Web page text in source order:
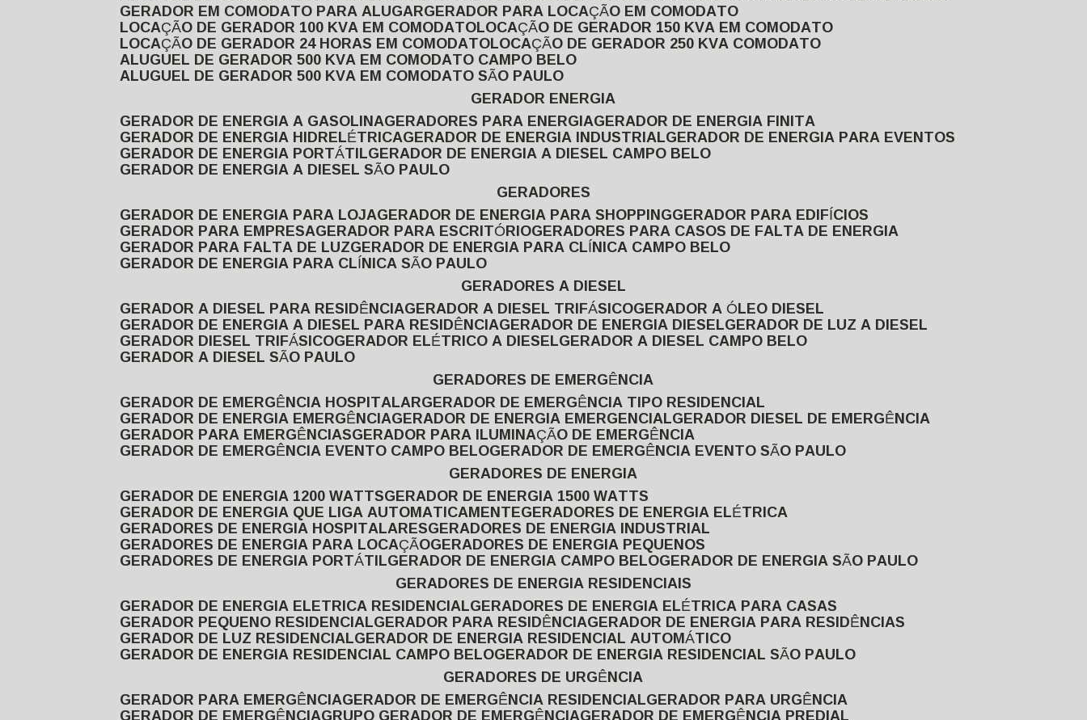
GERADOR EM COMODATO PARA ALUGAR GERADOR PARA LOCAÇÃO EM COMODATO
LOCAÇÃO DE GERADOR 100 KVA EM COMODATO LOCAÇÃO DE GERADOR 150 KVA EM COMODATO
LOCAÇÃO DE GERADOR 24 HORAS EM COMODATO LOCAÇÃO DE GERADOR 250 KVA COMODATO
ALUGUEL DE GERADOR 500 KVA EM COMODATO CAMPO BELO
ALUGUEL DE GERADOR 500 KVA EM COMODATO SÃO PAULO
GERADOR ENERGIA
GERADOR DE ENERGIA A GASOLINA GERADORES PARA ENERGIA GERADOR DE ENERGIA FINITA
GERADOR DE ENERGIA HIDRELÉTRICA GERADOR DE ENERGIA INDUSTRIAL GERADOR DE ENERGIA PARA EVENTOS
GERADOR DE ENERGIA PORTÁTIL GERADOR DE ENERGIA A DIESEL CAMPO BELO
GERADOR DE ENERGIA A DIESEL SÃO PAULO
GERADORES
GERADOR DE ENERGIA PARA LOJA GERADOR DE ENERGIA PARA SHOPPING GERADOR PARA EDIFÍCIOS
GERADOR PARA EMPRESA GERADOR PARA ESCRITÓRIO GERADORES PARA CASOS DE FALTA DE ENERGIA
GERADOR PARA FALTA DE LUZ GERADOR DE ENERGIA PARA CLÍNICA CAMPO BELO
GERADOR DE ENERGIA PARA CLÍNICA SÃO PAULO
GERADORES A DIESEL
GERADOR A DIESEL PARA RESIDÊNCIA GERADOR A DIESEL TRIFÁSICO GERADOR A ÓLEO DIESEL
GERADOR DE ENERGIA A DIESEL PARA RESIDÊNCIA GERADOR DE ENERGIA DIESEL GERADOR DE LUZ A DIESEL
GERADOR DIESEL TRIFÁSICO GERADOR ELÉTRICO A DIESEL GERADOR A DIESEL CAMPO BELO
GERADOR A DIESEL SÃO PAULO
GERADORES DE EMERGÊNCIA
GERADOR DE EMERGÊNCIA HOSPITALAR GERADOR DE EMERGÊNCIA TIPO RESIDENCIAL
GERADOR DE ENERGIA EMERGÊNCIA GERADOR DE ENERGIA EMERGENCIAL GERADOR DIESEL DE EMERGÊNCIA
GERADOR PARA EMERGÊNCIAS GERADOR PARA ILUMINAÇÃO DE EMERGÊNCIA
GERADOR DE EMERGÊNCIA EVENTO CAMPO BELO GERADOR DE EMERGÊNCIA EVENTO SÃO PAULO
GERADORES DE ENERGIA
GERADOR DE ENERGIA 1200 WATTS GERADOR DE ENERGIA 1500 WATTS
GERADOR DE ENERGIA QUE LIGA AUTOMATICAMENTE GERADORES DE ENERGIA ELÉTRICA
GERADORES DE ENERGIA HOSPITALARES GERADORES DE ENERGIA INDUSTRIAL
GERADORES DE ENERGIA PARA LOCAÇÃO GERADORES DE ENERGIA PEQUENOS
GERADORES DE ENERGIA PORTÁTIL GERADOR DE ENERGIA CAMPO BELO GERADOR DE ENERGIA SÃO PAULO
GERADORES DE ENERGIA RESIDENCIAIS
GERADOR DE ENERGIA ELETRICA RESIDENCIAL GERADORES DE ENERGIA ELÉTRICA PARA CASAS
GERADOR PEQUENO RESIDENCIAL GERADOR PARA RESIDÊNCIA GERADOR DE ENERGIA PARA RESIDÊNCIAS
GERADOR DE LUZ RESIDENCIAL GERADOR DE ENERGIA RESIDENCIAL AUTOMÁTICO
GERADOR DE ENERGIA RESIDENCIAL CAMPO BELO GERADOR DE ENERGIA RESIDENCIAL SÃO PAULO
GERADORES DE URGÊNCIA
GERADOR PARA EMERGÊNCIA GERADOR DE EMERGÊNCIA RESIDENCIAL GERADOR PARA URGÊNCIA